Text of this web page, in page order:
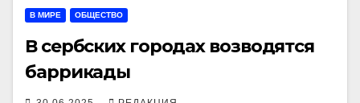
В МИРЕ ОБЩЕСТВО
В сербских городах возводятся
баррикады